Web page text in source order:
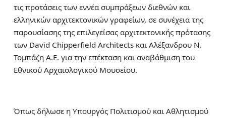
τις προτάσεις των εννέα συμπράξεων διεθνών και
ελληνικών αρχιτεκτονικών γραφείων, σε συνέχεια της
παρουσίασης της επιλεγείσας αρχιτεκτονικής πρότασης
των David Chipperfield Architects και Αλέξανδρου Ν.
Τομπάζη Α.Ε. για την επέκταση και αναβάθμιση του
Εθνικού Αρχαιολογικού Μουσείου.
Όπως δήλωσε η Υπουργός Πολιτισμού και Αθλητισμού